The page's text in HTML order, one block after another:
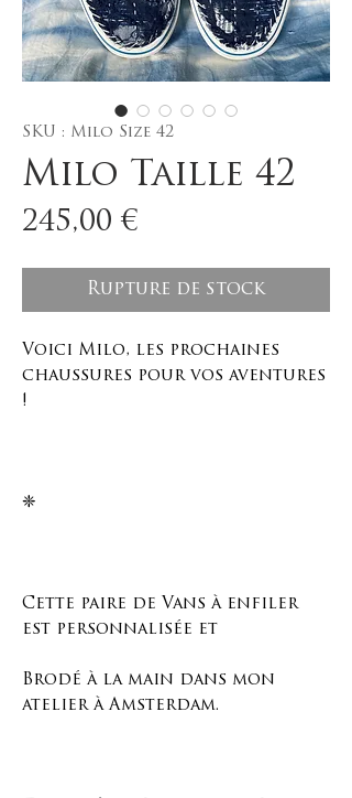
SKU : Milo Size 42
Milo Taille 42
245,00 €Prix
Rupture de stock
Voici Milo, les prochaines
chaussures pour vos aventures
!
❈
Cette paire de Vans à enfiler
est personnalisée et
Brodé à la main dans mon
atelier à Amsterdam.